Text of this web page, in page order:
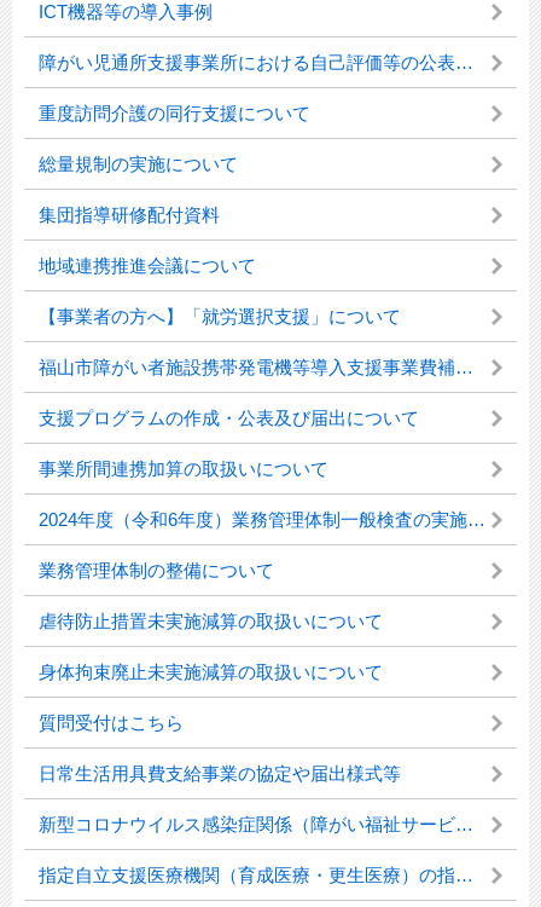
ICT機器等の導入事例
障がい児通所支援事業所における自己評価等の公表の届出について
重度訪問介護の同行支援について
総量規制の実施について
集団指導研修配付資料
地域連携推進会議について
【事業者の方へ】「就労選択支援」について
福山市障がい者施設携帯発電機等導入支援事業費補助について
支援プログラムの作成・公表及び届出について
事業所間連携加算の取扱いについて
2024年度（令和6年度）業務管理体制一般検査の実施について
業務管理体制の整備について
虐待防止措置未実施減算の取扱いについて
身体拘束廃止未実施減算の取扱いについて
質問受付はこちら
日常生活用具費支給事業の協定や届出様式等
新型コロナウイルス感染症関係（障がい福祉サービス事業所・施設等）
指定自立支援医療機関（育成医療・更生医療）の指定申請書等の様式